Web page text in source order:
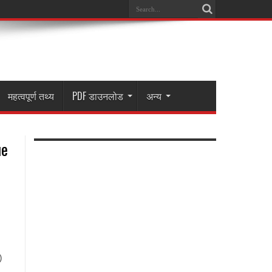
महत्वपूर्ण तथ्य PDF डाउनलोड अन्य